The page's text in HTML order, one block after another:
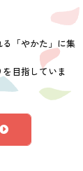
「やかた」に集
目指していま